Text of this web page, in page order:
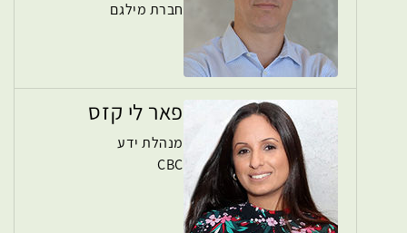
חברת מילגם
פאר לי קזס
מנהלת ידע
CBC